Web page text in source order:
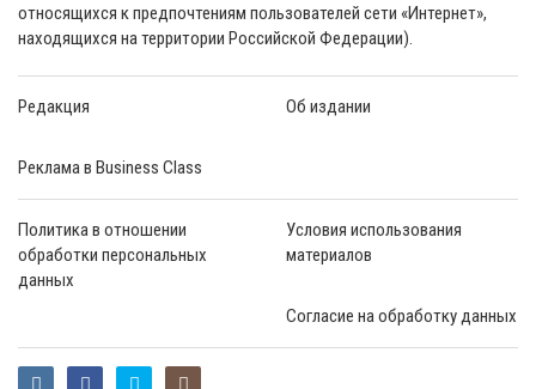
относящихся к предпочтениям пользователей сети «Интернет»,
находящихся на территории Российской Федерации).
Редакция Об издании
Реклама в Business Class
Политика в отношении
обработки персональных
данных
Условия использования
материалов
Согласие на обработку данных